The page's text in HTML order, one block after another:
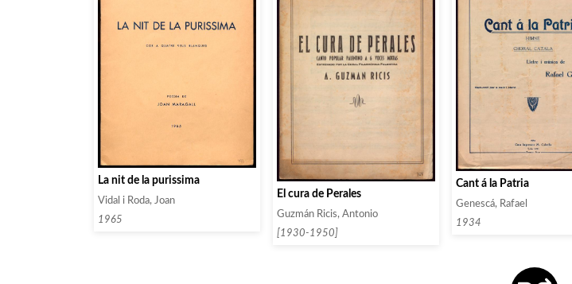
La nit de la purissima
Vidal i Roda, Joan
1965
El cura de Perales
Guzmán Ricis, Antonio
[1930-1950]
Cant á la Patria
Genescá, Rafael
1934